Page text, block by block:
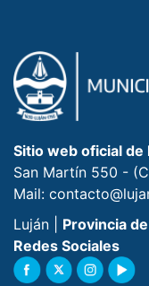
Sitio web oficial de
San Martín 550 -
Mail:
Luján | Provincia
Redes Sociales